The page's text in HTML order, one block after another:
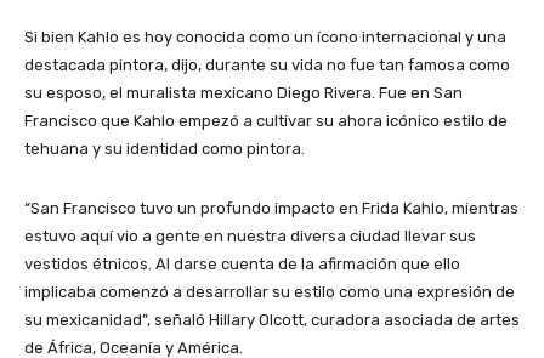
Si bien Kahlo es hoy conocida como un ícono internacional y una
destacada pintora, dijo, durante su vida no fue tan famosa como
su esposo, el muralista mexicano Diego Rivera. Fue en San
Francisco que Kahlo empezó a cultivar su ahora icónico estilo de
tehuana y su identidad como pintora.
“San Francisco tuvo un profundo impacto en Frida Kahlo, mientras
estuvo aquí vio a gente en nuestra diversa ciudad llevar sus
vestidos étnicos. Al darse cuenta de la afirmación que ello
implicaba comenzó a desarrollar su estilo como una expresión de
su mexicanidad”, señaló Hillary Olcott, curadora asociada de artes
de África, Oceanía y América.